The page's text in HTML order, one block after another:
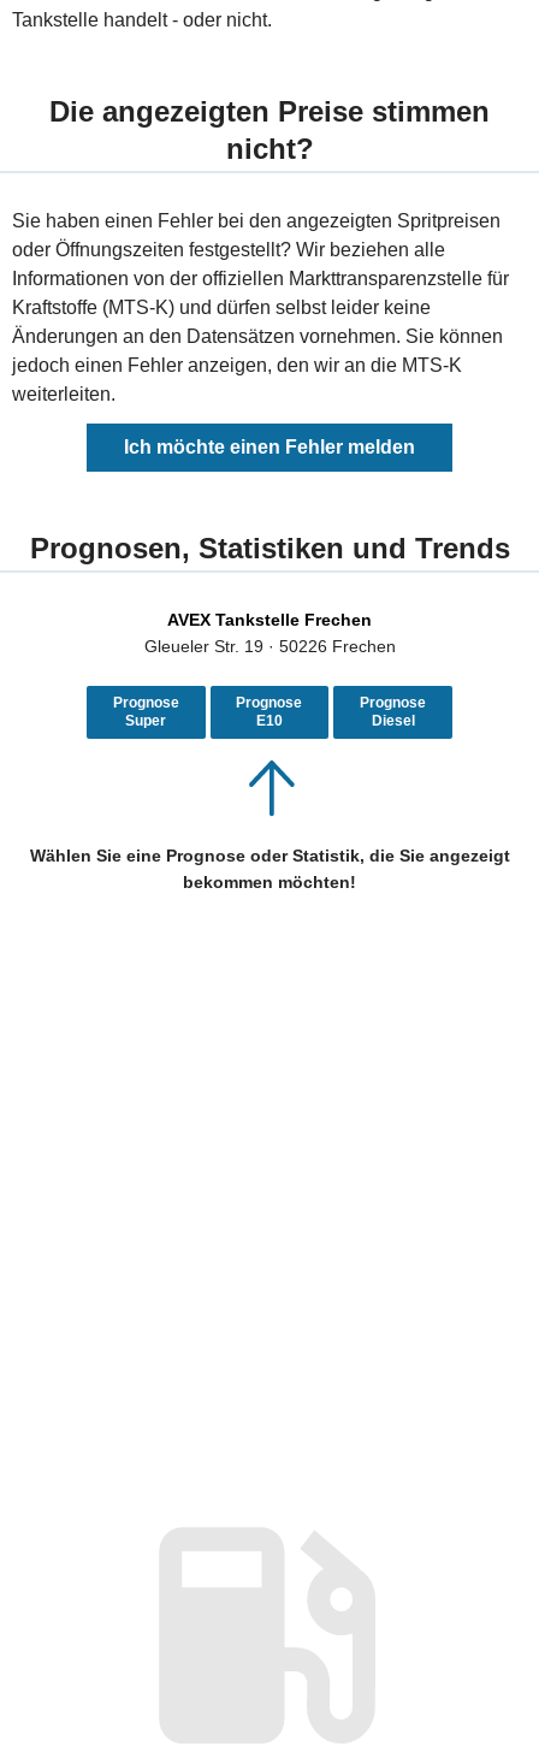
Tankstelle handelt - oder nicht.
Die angezeigten Preise stimmen
nicht?
Sie haben einen Fehler bei den angezeigten Spritpreisen
oder Öffnungszeiten festgestellt? Wir beziehen alle
Informationen von der offiziellen Markttransparenzstelle für
Kraftstoffe (MTS-K) und dürfen selbst leider keine
Änderungen an den Datensätzen vornehmen. Sie können
jedoch einen Fehler anzeigen, den wir an die MTS-K
weiterleiten.
Ich möchte einen Fehler melden
Prognosen, Statistiken und Trends
AVEX Tankstelle Frechen
Gleueler Str. 19 · 50226 Frechen
Prognose
Super
Prognose
E10
Prognose
Diesel
Wählen Sie eine Prognose oder Statistik, die Sie angezeigt
bekommen möchten!